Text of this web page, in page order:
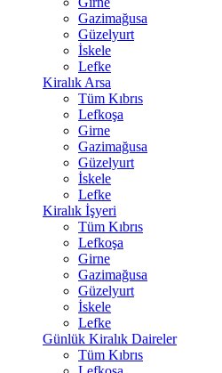
Gazimağusa
Güzelyurt
İskele
Lefke
Kiralık Arsa
Tüm Kıbrıs
Lefkoşa
Girne
Gazimağusa
Güzelyurt
İskele
Lefke
Kiralık İşyeri
Tüm Kıbrıs
Lefkoşa
Girne
Gazimağusa
Güzelyurt
İskele
Lefke
Günlük Kiralık Daireler
Tüm Kıbrıs